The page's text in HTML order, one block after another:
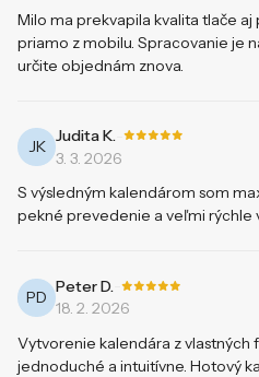
Milo ma prekvapila kvalita tlače
priamo z mobilu. Spracovanie je
určite objednám znova.
JK
Judita K.
3. 3. 2026
S výsledným kalendárom som
pekné prevedenie a veľmi rýchle
PD
Peter D.
18. 2. 2026
Vytvorenie kalendára z vlastných
jednoduché a intuitívne. Hotový